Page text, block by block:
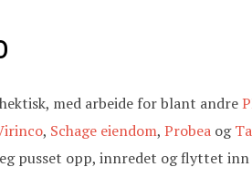
med arbeide for blant andre
, Schage eiendom, Probea og
pusset opp, innredet og flyttet